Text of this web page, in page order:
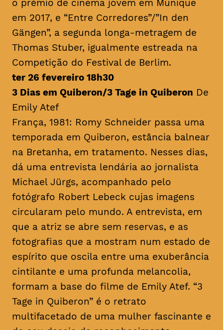
o prémio de cinema jovem em Munique
em 2017, e “Entre Corredores”/”In den
Gängen”, a segunda longa-metragem de
Thomas Stuber, igualmente estreada na
Competição do Festival de Berlim.
ter 26 fevereiro 18h30
3 Dias em Quiberon/3 Tage in Quiberon De
Emily Atef
França, 1981: Romy Schneider passa uma
temporada em Quiberon, estância balnear
na Bretanha, em tratamento. Nesses dias,
dá uma entrevista lendária ao jornalista
Michael Jürgs, acompanhado pelo
fotógrafo Robert Lebeck cujas imagens
circularam pelo mundo. A entrevista, em
que a atriz se abre sem reservas, e as
fotografias que a mostram num estado de
espírito que oscila entre uma exuberância
cintilante e uma profunda melancolia,
formam a base do filme de Emily Atef. “3
Tage in Quiberon” é o retrato
multifacetado de uma mulher fascinante e